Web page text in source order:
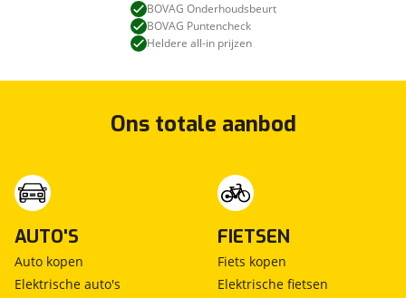
BOVAG Onderhoudsbeurt
BOVAG Puntencheck
Heldere all-in prijzen
Ons totale aanbod
AUTO'S
Auto kopen
Elektrische auto's
FIETSEN
Fiets kopen
Elektrische fietsen